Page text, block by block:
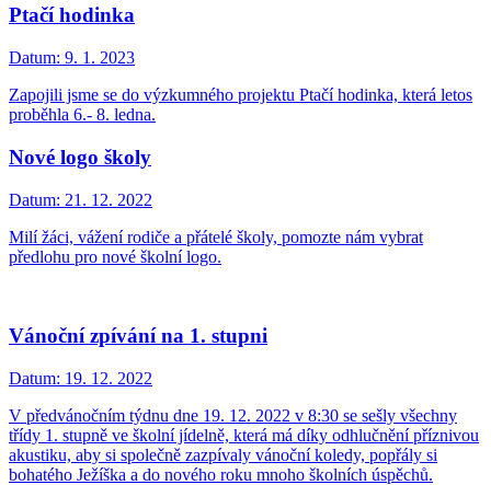
Ptačí hodinka
Datum: 9. 1. 2023
Zapojili jsme se do výzkumného projektu Ptačí hodinka, která letos
proběhla 6.- 8. ledna.
Nové logo školy
Datum: 21. 12. 2022
Milí žáci, vážení rodiče a přátelé školy, pomozte nám vybrat
předlohu pro nové školní logo.
Vánoční zpívání na 1. stupni
Datum: 19. 12. 2022
V předvánočním týdnu dne 19. 12. 2022 v 8:30 se sešly všechny
třídy 1. stupně ve školní jídelně, která má díky odhlučnění příznivou
akustiku, aby si společně zazpívaly vánoční koledy, popřály si
bohatého Ježíška a do nového roku mnoho školních úspěchů.